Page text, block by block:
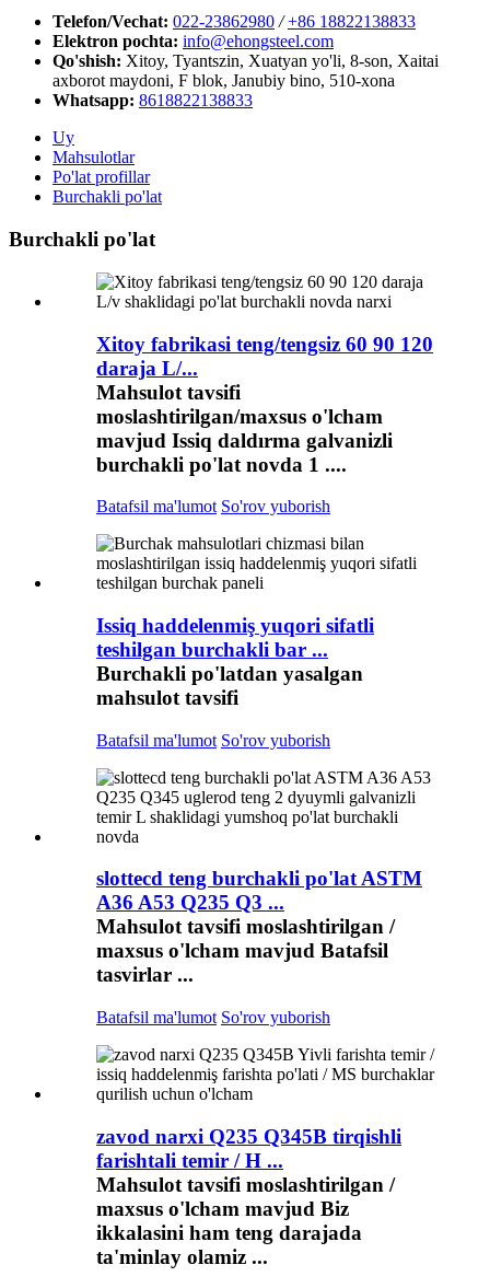
Telefon/Vechat: 022-23862980 / +86 18822138833
Elektron pochta: info@ehongsteel.com
Qo'shish: Xitoy, Tyantszin, Xuatyan yo'li, 8-son, Xaitai
axborot maydoni, F blok, Janubiy bino, 510-xona
Whatsapp: 8618822138833
Uy
Mahsulotlar
Po'lat profillar
Burchakli po'lat
Burchakli po'lat
Xitoy fabrikasi teng/tengsiz 60 90 120
daraja L/...
Mahsulot tavsifi
moslashtirilgan/maxsus o'lcham
mavjud Issiq daldırma galvanizli
burchakli po'lat novda 1 ....
Batafsil ma'lumot So'rov yuborish
Issiq haddelenmiş yuqori sifatli
teshilgan burchakli bar ...
Burchakli po'latdan yasalgan
mahsulot tavsifi
Batafsil ma'lumot So'rov yuborish
slottecd teng burchakli po'lat ASTM
A36 A53 Q235 Q3 ...
Mahsulot tavsifi moslashtirilgan /
maxsus o'lcham mavjud Batafsil
tasvirlar ...
Batafsil ma'lumot So'rov yuborish
zavod narxi Q235 Q345B tirqishli
farishtali temir / H ...
Mahsulot tavsifi moslashtirilgan /
maxsus o'lcham mavjud Biz
ikkalasini ham teng darajada
ta'minlay olamiz ...